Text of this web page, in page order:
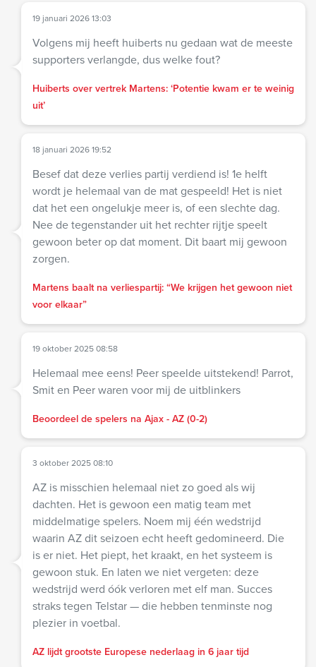
19 januari 2026 13:03
Volgens mij heeft huiberts nu gedaan wat de meeste
supporters verlangde, dus welke fout?
Huiberts over vertrek Martens: ‘Potentie kwam er te weinig
uit’
18 januari 2026 19:52
Besef dat deze verlies partij verdiend is! 1e helft
wordt je helemaal van de mat gespeeld! Het is niet
dat het een ongelukje meer is, of een slechte dag.
Nee de tegenstander uit het rechter rijtje speelt
gewoon beter op dat moment. Dit baart mij gewoon
zorgen.
Martens baalt na verliespartij: “We krijgen het gewoon niet
voor elkaar”
19 oktober 2025 08:58
Helemaal mee eens! Peer speelde uitstekend! Parrot,
Smit en Peer waren voor mij de uitblinkers
Beoordeel de spelers na Ajax - AZ (0-2)
3 oktober 2025 08:10
AZ is misschien helemaal niet zo goed als wij
dachten. Het is gewoon een matig team met
middelmatige spelers. Noem mij één wedstrijd
waarin AZ dit seizoen echt heeft gedomineerd. Die
is er niet. Het piept, het kraakt, en het systeem is
gewoon stuk. En laten we niet vergeten: deze
wedstrijd werd óók verloren met elf man. Succes
straks tegen Telstar — die hebben tenminste nog
plezier in voetbal.
AZ lijdt grootste Europese nederlaag in 6 jaar tijd